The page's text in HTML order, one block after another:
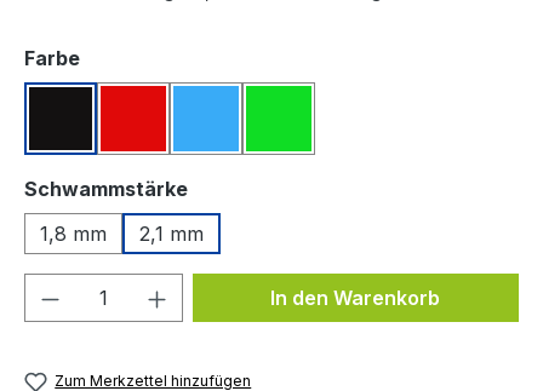
Farbeauswählen
Schwammstärkeauswählen
1,8 mm
2,1 mm
Produkt Anzahl: Gib denIn den Warenkorb
Zum Merkzettel hinzufügen